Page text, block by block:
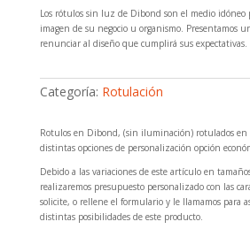
Los rótulos sin luz de Dibond son el medio idóneo
imagen de su negocio u organismo. Presentamos
renunciar al diseño que cumplirá sus expectativas.
Categoría: Rotulación
Rotulos en Dibond, (sin iluminación) rotulados en
distintas opciones de personalización opción
Debido a las variaciones de este artículo en
realizaremos presupuesto personalizado con las
solicite, o rellene el formulario y le llamamos para
distintas posibilidades de este producto.